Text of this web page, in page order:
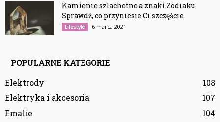
Kamienie szlachetne a znaki Zodiaku.
Sprawdź, co przyniesie Ci szczęście
Lifestyle 6 marca 2021
POPULARNE KATEGORIE
Elektrody
108
Elektryka i akcesoria
107
Emalie
104